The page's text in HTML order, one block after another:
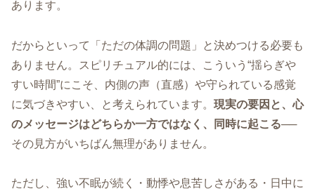
あります。
だからといって「ただの体調の問題」と決めつける必要も
ありません。スピリチュアル的には、こういう“揺らぎや
すい時間”にこそ、内側の声（直感）や守られている感覚
に気づきやすい、と考えられています。 現実の要因と、心
のメッセージはどちらか一方ではなく、同時に起こる──
その見方がいちばん無理がありません。
ただし、強い不眠が続く・動悸や息苦しさがある・日中に